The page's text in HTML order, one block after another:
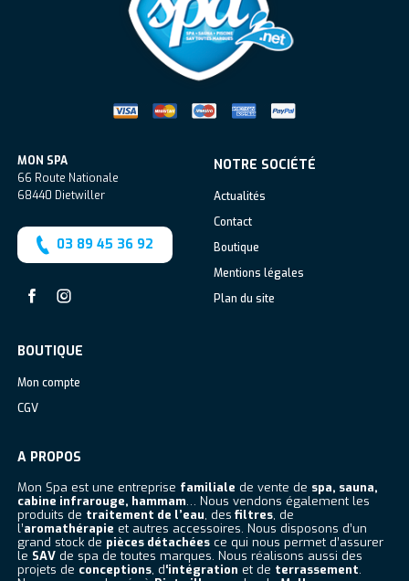
MON SPA
66 Route Nationale
68440 Dietwiller
03 89 45 36 92
NOTRE SOCIÉTÉ
Actualités
Contact
Boutique
Mentions légales
Plan du site
BOUTIQUE
Mon compte
CGV
A PROPOS
Mon Spa est une entreprise familiale de vente de spa, sauna,
cabine infrarouge, hammam… Nous vendons également les
produits de traitement de l’eau, des filtres, de
l’aromathérapie et autres accessoires. Nous disposons d’un
grand stock de pièces détachéesce qui nous permet d’assurer
le SAVde spa de toutes marques. Nous réalisons aussi des
projets de conceptions, d‘intégration et de terrassement.